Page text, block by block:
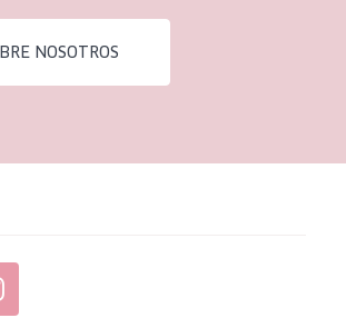
sol
NOSOTROS